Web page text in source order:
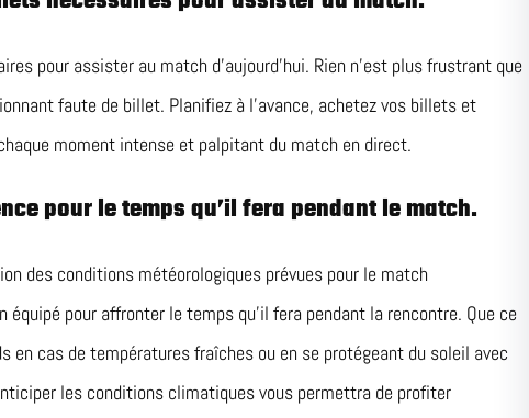
pour assister au match d’aujourd’hui. Rien n’est plus frustrant que
faute de billet. Planifiez à l’avance, achetez vos billets et
moment intense et palpitant du match en direct.
pour le temps qu’il fera pendant le match.
des conditions météorologiques prévues pour le match
équipé pour affronter le temps qu’il fera pendant la rencontre. Que ce
en cas de températures fraîches ou en se protégeant du soleil avec
les conditions climatiques vous permettra de profiter